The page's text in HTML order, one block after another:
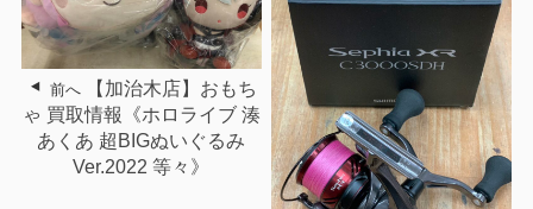
前へ
【加治木店】おもち
ゃ 買取情報《ホロライブ 湊
あくあ 超BIGぬいぐるみ
Ver.2022 等々》